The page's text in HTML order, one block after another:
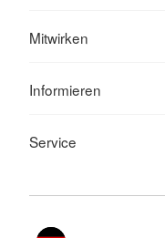
Mitwirken
Informieren
Service
Sprache wechseln zu